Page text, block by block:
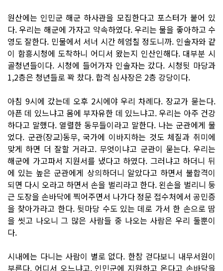
원산에는 인민군 해군 하사관을 모집한다고 포스터가 붙어 있
다. 우리는 해군에 가자고 약속하였다. 우리는 물을 좋아하고 수
영도 잘한다. 민물에서 서너 시간 헤엄칠 정도니까. 인솔자와 같
이 함흥시청에 도착하니 어디서 왔는지 인산인해다. 대부분 시
골청년들이다. 시청에 들어가자 인솔자는 갔다. 시청뒷 마당과
1,2층은 청년들로 꽉 찼다. 합격 심사장은 2층 강당이다.
아침 9시에 갔는데 오후 2시에야 우리 차례다. 장교가 묻는다.
아픈 데 있느냐고 몸에 부자유한 데 있느냐고. 우리는 아주 건강
하다고 말했다. 열렬한 동무들이라고 말한다. 나는 군관에게 물
었다. 군관(장교)동무, 국가에 이바지하는 것도 체질과 취미에
맞게 하면 더 잘할 거라고. 무엇이냐고 군관이 묻는다. 우리는
해군에 가고파서 지원서를 냈다고 하였다. 그러냐고 하더니 뒤
에 있는 높은 군관에게 상의하더니 알았다고 하면서 불합격이
되면 다시 오라고 하면서 손을 벌리라고 한다. 왼손을 벌리니 둥
근 도장을 손바닥에 찍어주면서 나가다 정문 접수처에서 공민증
을 찾아가라고 한다. 뒷마당 수도 있는 데로 가서 한 손으로 땀
을 씻고 나오니 그 많은 사람들 중 나오는 사람은 우리 둘뿐이
다.
시내에는 다니는 사람이 별로 없다. 한참 걷다보니 내무서원이
부른다. 어디서 오느냐고. 인민군에 지원하고 온다고 손바닥을